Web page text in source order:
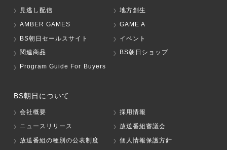
見逃し配信
地方創生
AMBER GAMES
GAME A
BS朝日セールスサイト
イベント
関連商品
BS朝日ショップ
Program Guide For Buyers
BS朝日について
会社概要
採用情報
ニュースリリース
放送番組審議会
放送番組の種別の公表制度
個人情報保護方針